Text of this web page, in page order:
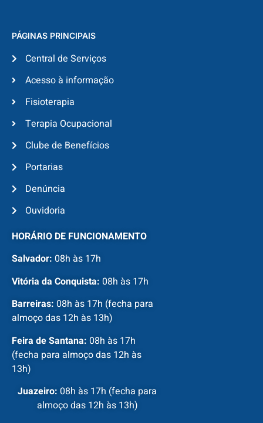
PÁGINAS PRINCIPAIS
Central de Serviços
Acesso à informação
Fisioterapia
Terapia Ocupacional
Clube de Benefícios
Portarias
Denúncia
Ouvidoria
HORÁRIO DE FUNCIONAMENTO
Salvador: 08h às 17h
Vitória da Conquista: 08h às 17h
Barreiras: 08h às 17h (fecha para
almoço das 12h às 13h)
Feira de Santana: 08h às 17h
(fecha para almoço das 12h às
13h)
Juazeiro: 08h às 17h (fecha para
almoço das 12h às 13h)